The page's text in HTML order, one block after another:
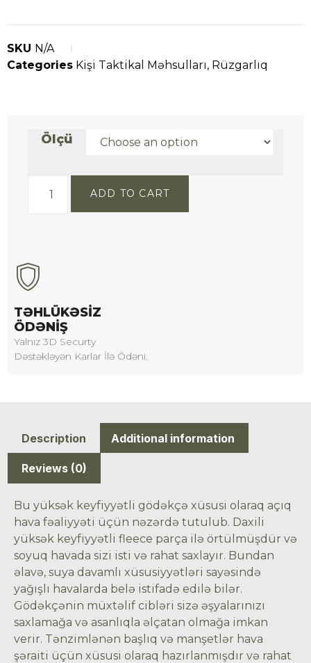
SKU N/A
Categories Kişi Taktikal Məhsulları, Rüzgarlıq
Ölçü
ADD TO CART
TƏHLÜKƏSIZ
ÖDƏNIŞ
Yalnız 3D Securty
Dəstəkləyən Karlar İlə Ödəni.
Description Additional information
Reviews (0)
Bu yüksək keyfiyyətli gödəkçə xüsusi olaraq açıq
hava fəaliyyəti üçün nəzərdə tutulub. Daxili
yüksək keyfiyyətli fleece parça ilə örtülmüşdür və
soyuq havada sizi isti və rahat saxlayır. Bundan
əlavə, suya davamlı xüsusiyyətləri sayəsində
yağışlı havalarda belə istifadə edilə bilər.
Gödəkçənin müxtəlif cibləri sizə əşyalarınızı
saxlamağa və asanlıqla əlçatan olmağa imkan
verir. Tənzimlənən başlıq və manşetlər hava
şəraiti üçün xüsusi olaraq hazırlanmışdır və rahat